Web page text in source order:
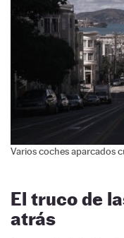
Varios coches aparcados
El truco de
atrás